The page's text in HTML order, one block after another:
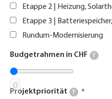
Etappe 2 | Heizung,
Etappe 3 |
Rundum-Modernisierung
Budgetrahmen in CHF ?
0
Projektpriorität ?